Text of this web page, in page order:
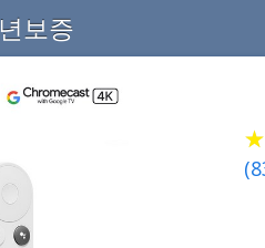
보증
(